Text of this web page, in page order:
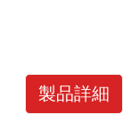
製品詳細